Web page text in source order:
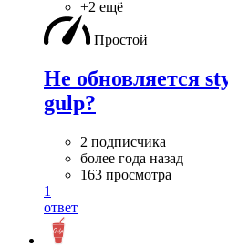
+2 ещё
Простой
Не обновляется
gulp?
2 подписчика
более года назад
163 просмотра
1
ответ